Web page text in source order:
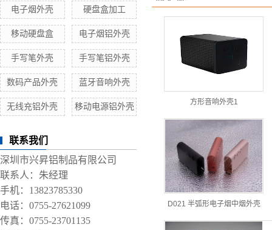
电子烟外壳 硬盘盒加工
移动硬盘盒 电子烟铝外壳
手写笔外壳 手写笔铝外壳
数码产品外壳 蓝牙音响外壳
无线充铝外壳 移动电源铝外壳
联系我们
深圳市兴昇铝制品有限公司
联系人：朱经理
手机：13823785330
电话：0755-27621099
传真：0755-23701135
方形音响外壳1
D021 半弧形电子烟中烟外壳